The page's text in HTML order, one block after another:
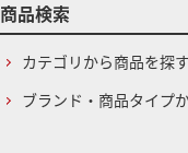
商品検索
カテゴリから商品を探す
ブランド・商品タイプ